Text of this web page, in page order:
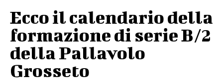
Ecco il calendario della
formazione di serie B/2
della Pallavolo
Grosseto